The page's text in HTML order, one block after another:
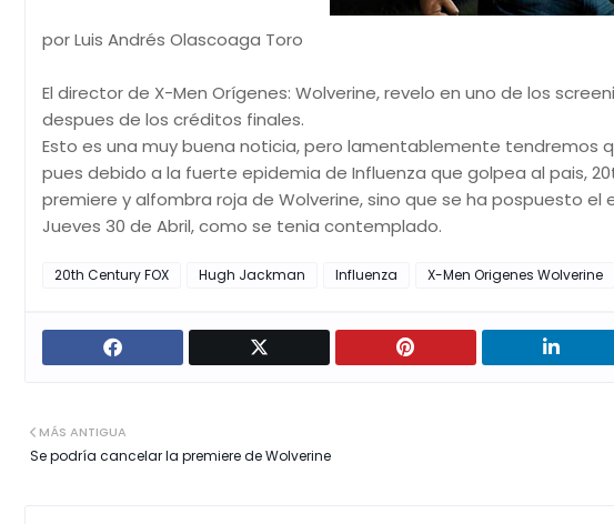
por Luis Andrés Olascoaga Toro
El director de X-Men Orígenes: Wolverine, revelo en uno de los
despues de los créditos finales.
Esto es una muy buena noticia, pero lamentablemente tendremos
pues debido a la fuerte epidemia de Influenza que golpea al pais,
premiere y alfombra roja de Wolverine, sino que se ha pospuesto el
Jueves 30 de Abril, como se tenia contemplado.
20th Century FOX Hugh Jackman Influenza X-Men Origenes Wolverine
MÁS ANTIGUA
Se podría cancelar la premiere de Wolverine